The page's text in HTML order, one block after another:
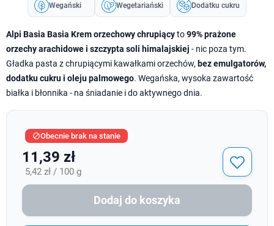
Wegański Wegetariański Dodatku cukru
Alpi Basia Basia Krem orzechowy chrupiącyto99% prażone
orzechy arachidowe i szczypta soli himalajskiej - nic poza tym.
Gładka pasta z chrupiącymi kawałkami orzechów, bez emulgatorów,
dodatku cukru i oleju palmowego. Wegańska, wysoka zawartość
białka i błonnika - na śniadanie i do aktywnego dnia.
Obecnie brak na stanie
11,39 zł
5,42 zł / 100 g
Dodaj do koszyka